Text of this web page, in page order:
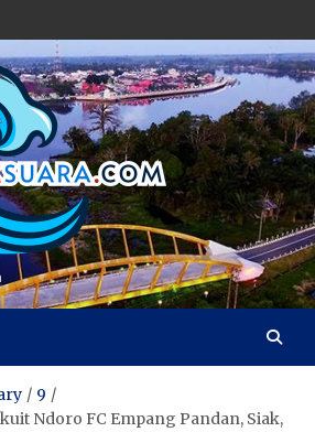
9
Ndoro FC Empang Pandan, Siak,